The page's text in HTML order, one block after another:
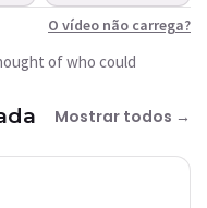
O vídeo não carrega?
of who could
Mostrar todos →